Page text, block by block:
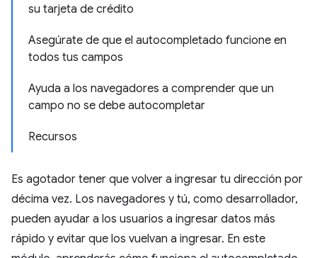
su tarjeta de crédito
Asegúrate de que el autocompletado funcione en
todos tus campos
Ayuda a los navegadores a comprender que un
campo no se debe autocompletar
Recursos
Es agotador tener que volver a ingresar tu dirección por
décima vez. Los navegadores y tú, como desarrollador,
pueden ayudar a los usuarios a ingresar datos más
rápido y evitar que los vuelvan a ingresar. En este